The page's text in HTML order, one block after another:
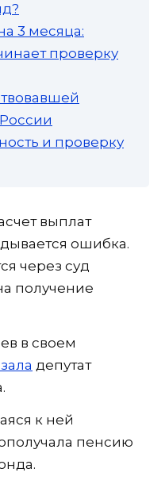
3 месяца:
проверку
и проверку
выплат
ошибка.
через суд
получение
в своем
депутат
к ней
пенсию